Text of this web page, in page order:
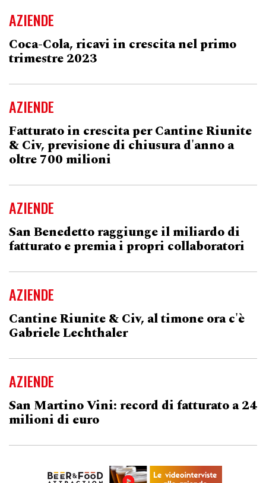
AZIENDE
Coca-Cola, ricavi in crescita nel primo
trimestre 2023
AZIENDE
Fatturato in crescita per Cantine Riunite
& Civ, previsione di chiusura d'anno a
oltre 700 milioni
AZIENDE
San Benedetto raggiunge il miliardo di
fatturato e premia i propri collaboratori
AZIENDE
Cantine Riunite & Civ, al timone ora c'è
Gabriele Lechthaler
AZIENDE
San Martino Vini: record di fatturato a 24
milioni di euro